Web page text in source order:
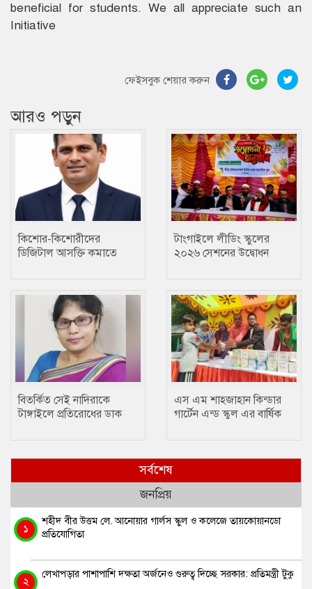
beneficial for students. We all appreciate such an
Initiative
ফেইসবুক শেয়ার করুন
আরও পড়ুন
কিশোর-কিশোরীদের
ডিজিটাল আসক্তি কমাতে
টাংগাইলে লীডিং স্কুলের
২০২৬ সেশনের উদ্বোধন
বিতর্কিত সেই নাদিরাকে
টাঙ্গাইলে প্রতিরোধের ডাক
এস এম শাহজাহান কিন্ডার
গার্টেন এন্ড স্কুল এর বার্ষিক
সর্বশেষ
জনপ্রিয়
১
শহীদ বীর উত্তম লে. আনোয়ার গার্লস স্কুল ও কলেজে তায়কোয়ানডো
প্রতিযোগিতা
২
লেখাপড়ার পাশাপাশি দক্ষতা অর্জনেও গুরুত্ব দিচ্ছে সরকার: প্রতিমন্ত্রী টুকু